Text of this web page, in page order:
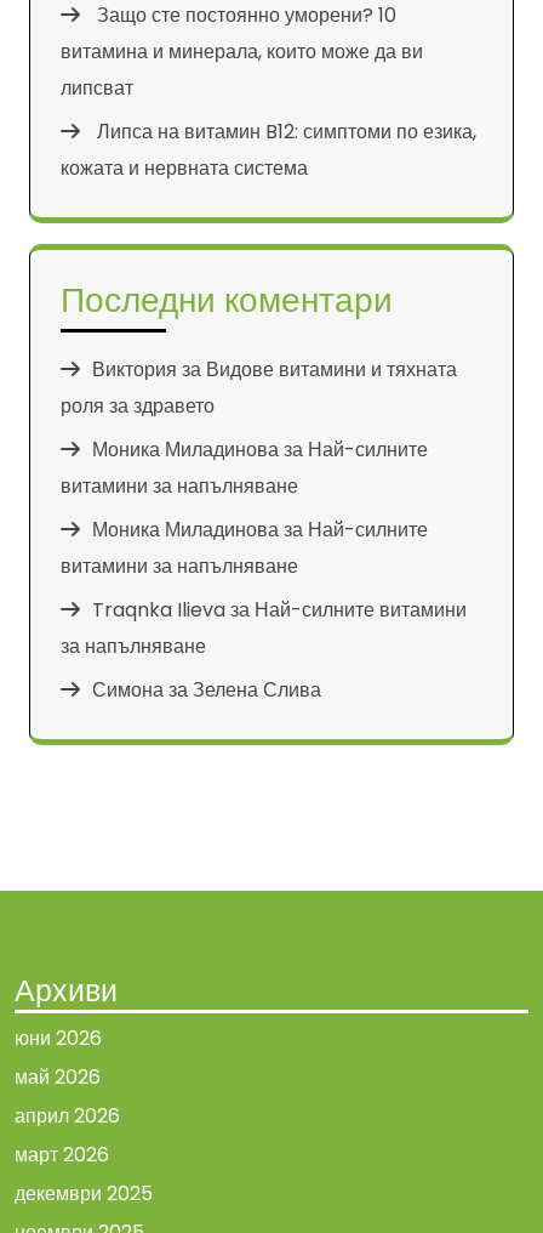
Защо сте постоянно уморени? 10
витамина и минерала, които може да ви
липсват
Липса на витамин B12: симптоми по езика,
кожата и нервната система
Последни коментари
Виктория за Видове витамини и тяхната
роля за здравето
Моника Миладиноваза Най-силните
витамини за напълняване
Моника Миладиноваза Най-силните
витамини за напълняване
Traqnka Ilievaза Най-силните витамини
за напълняване
СимоназаЗелена Слива
Архиви
юни 2026
май 2026
април 2026
март 2026
декември 2025